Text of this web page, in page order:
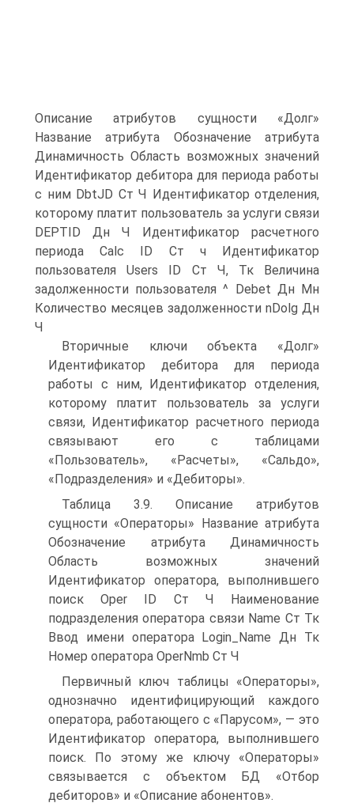
Описание атрибутов сущности «Долг»
Название атрибута Обозначение атрибута
Динамичность Область возможных значений
Идентификатор дебитора для периода работы
с ним DbtJD Ст Ч Идентификатор отделения,
которому платит пользователь за услуги связи
DEPTID Дн Ч Идентификатор расчетного
периода Calc ID Ст ч Идентификатор
пользователя Users ID Ст Ч, Тк Величина
задолженности пользователя ^ Debet Дн Мн
Количество месяцев задолженности nDolg Дн
Ч
Вторичные ключи объекта «Долг»
Идентификатор дебитора для периода
работы с ним, Идентификатор отделения,
которому платит пользователь за услуги
связи, Идентификатор расчетного периода
связывают его с таблицами
«Пользователь», «Расчеты», «Сальдо»,
«Подразделения» и «Дебиторы».
Таблица 3.9. Описание атрибутов
сущности «Операторы» Название атрибута
Обозначение атрибута Динамичность
Область возможных значений
Идентификатор оператора, выполнившего
поиск Oper ID Ст Ч Наименование
подразделения оператора связи Name Ст Тк
Ввод имени оператора Login_Name Дн Тк
Номер оператора OperNmb Ст Ч
Первичный ключ таблицы «Операторы»,
однозначно идентифицирующий каждого
оператора, работающего с «Парусом», — это
Идентификатор оператора, выполнившего
поиск. По этому же ключу «Операторы»
связывается с объектом БД «Отбор
дебиторов» и «Описание абонентов».